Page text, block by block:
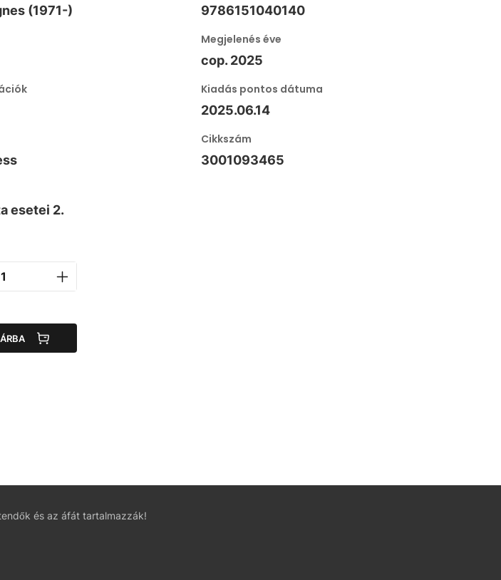
(1971-) 9786151040140
Megjelenés éve
cop. 2025
Kiadás pontos dátuma
2025.06.14
Cikkszám
3001093465
esetei 2.
és az áfát tartalmazzák!